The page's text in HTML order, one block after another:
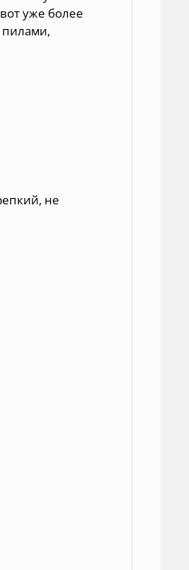
уже более
пилами,
не